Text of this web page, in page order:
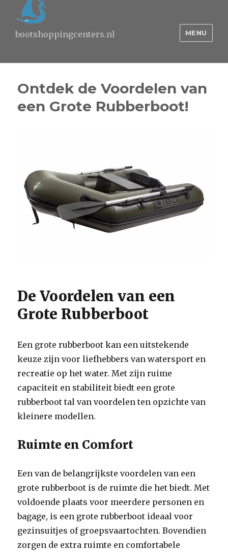
bootshoppingcenters.nl MENU
Ontdek de Voordelen van
een Grote Rubberboot!
De Voordelen van een
Grote Rubberboot
Een grote rubberboot kan een uitstekende
keuze zijn voor liefhebbers van watersport en
recreatie op het water. Met zijn ruime
capaciteit en stabiliteit biedt een grote
rubberboot tal van voordelen ten opzichte van
kleinere modellen.
Ruimte en Comfort
Een van de belangrijkste voordelen van een
grote rubberboot is de ruimte die het biedt. Met
voldoende plaats voor meerdere personen en
bagage, is een grote rubberboot ideaal voor
gezinsuitjes of groepsvaartochten. Bovendien
zorgen de extra ruimte en comfortabele